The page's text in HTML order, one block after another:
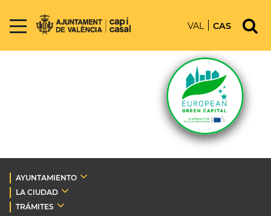
VAL CAS
AYUNTAMIENTO
LA CIUDAD
TRÁMITES